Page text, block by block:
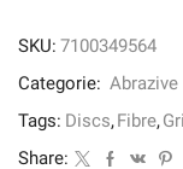
22
slot,
25/pungă,
SKU: 7100349564
Categorie: Abrazive
Tags: Discs,Fibre,
Share: